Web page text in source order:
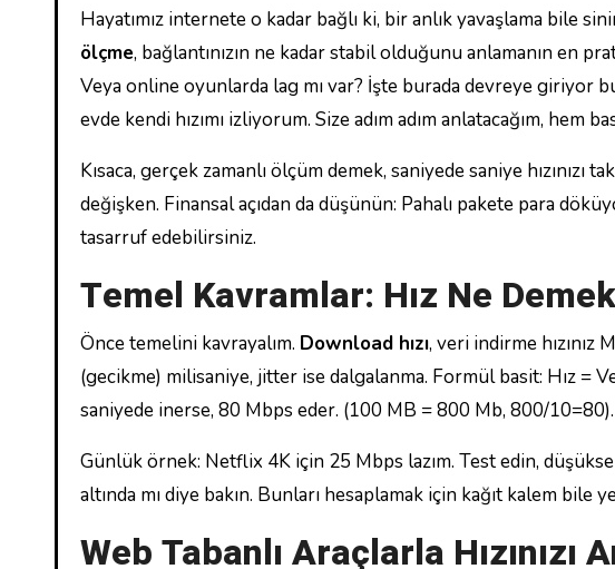
Hayatımız internete o kadar bağlı ki, bir anlık yavaşlama bile
ölçme, bağlantınızın ne kadar stabil olduğunu anlamanın en
Veya online oyunlarda lag mı var? İşte burada devreye giriyor
evde kendi hızımı izliyorum. Size adım adım anlatacağım, hem
Kısaca, gerçek zamanlı ölçüm demek, saniyede saniye
değişken. Finansal açıdan da düşünün: Pahalı pakete para
tasarruf edebilirsiniz.
Temel Kavramlar: Hız Ne
Önce temelini kavrayalım. Download hızı, veri indirme hızınız
(gecikme) milisaniye, jitter ise dalgalanma. Formül basit: Hız =
saniyede inerse, 80 Mbps eder. (100 MB = 800 Mb, 800/10=80).
Günlük örnek: Netflix 4K için 25 Mbps lazım. Test edin,
altında mı diye bakın. Bunları hesaplamak için kağıt kalem bile
Web Tabanlı Araçlarla Hızınızı